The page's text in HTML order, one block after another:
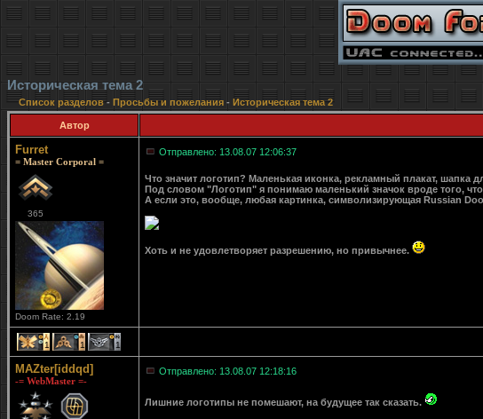
Историческая тема 2
Список разделов- Просьбы и пожелания - Историческая тема 2
Автор
Furret
= Master Corporal =
365
Doom Rate: 2.19
Отправлено: 13.08.07 12:06:37
Что значит логотип? Маленькая иконка, рекламный плакат, шапка
Под словом "Логотип" я понимаю маленький значок вроде того,
А если это, вообще, любая картинка, символизирующая Russian
Хоть и не удовлетворяет разрешению, но привычнее.
1 1 1
MAZter[iddqd]
-= WebMaster =-
Отправлено: 13.08.07 12:18:16
Лишние логотипы не помешают, на будущее так сказать.